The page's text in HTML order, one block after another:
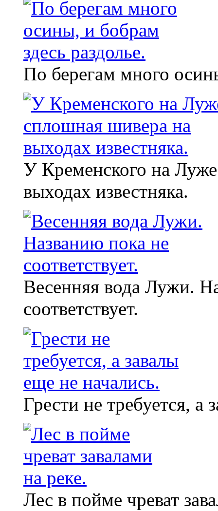
По берегам много
У Кременского на
выходах известняка.
Весенняя вода Лужи.
соответствует.
Грести не требуется, а
Лес в пойме чреват